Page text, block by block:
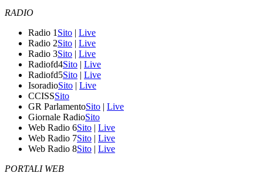
RADIO
Radio 1 Sito | Live
Radio 2Sito | Live
Radio 3Sito | Live
Radiofd4Sito | Live
Radiofd5Sito | Live
IsoradioSito | Live
CCISSSito
GR ParlamentoSito | Live
Giornale RadioSito
Web Radio 6Sito | Live
Web Radio 7Sito | Live
Web Radio 8Sito | Live
PORTALI WEB